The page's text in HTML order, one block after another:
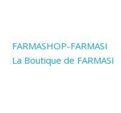
FARMASHOP-FARMASI
La Boutique de FARMASI